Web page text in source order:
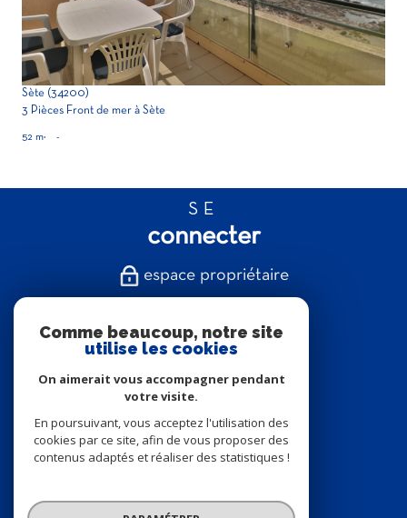
Sète (34200)
3 Pièces Front de mer à Sète
52 m² -
SE
connecter
espace propriétaire
suivre
NOUS
adhérons
Comme beaucoup, notre site
utilise les cookies
On aimerait vous accompagner pendant
votre visite.
En poursuivant, vous acceptez l'utilisation des
cookies par ce site, afin de vous proposer des
contenus adaptés et réaliser des statistiques !